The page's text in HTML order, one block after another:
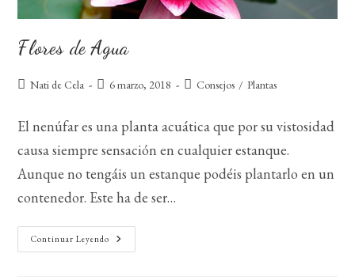
Flores de Agua
Autor
entrada:
Nati de Cela
Publicación
entrada:
6 marzo, 2018
Categoría
entrada:
Consejos / Plantas
El nenúfar es una planta acuática que por su vistosidad
causa siempre sensación en cualquier estanque.
Aunque no tengáis un estanque podéis plantarlo en un
contenedor. Este ha de ser…
Continuar Leyendo Flores
De